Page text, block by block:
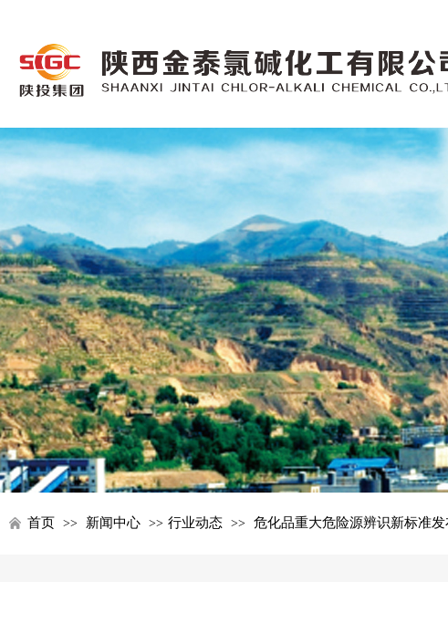
首页 >> 新闻中心 >> 行业动态 >> 危化品重大危险源辨识新标准发